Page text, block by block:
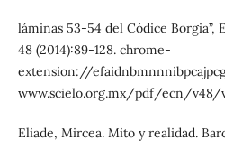
láminas 53-54 del Códice Borgia”,
48 (2014):89-128. chrome-
extension://
www.scielo.org.mx/pdf/ecn/v48/
Eliade, Mircea. Mito y realidad.